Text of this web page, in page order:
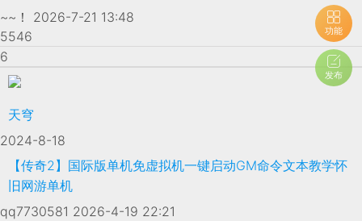
~~！
2026-7-21 13:48
5546
6
天穹
2024-8-18
【传奇2】国际版单机免虚拟机一键启动GM命令文本教学怀
旧网游单机
qq7730581 2026-4-19 22:21
功能
发布